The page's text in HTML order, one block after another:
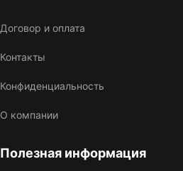
Договор и оплата
Контакты
Конфиденциальность
О компании
Полезная информация